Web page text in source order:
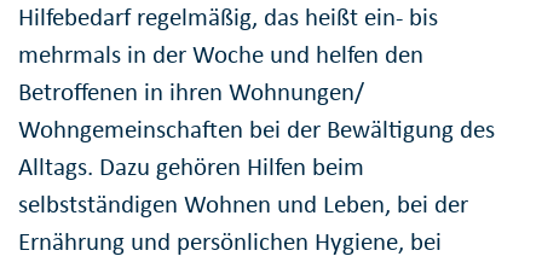
Hilfebedarf regelmäßig, das heißt ein- bis
mehrmals in der Woche und helfen den
Betroffenen in ihren Wohnungen/
Wohngemeinschaften bei der Bewältigung des
Alltags. Dazu gehören Hilfen beim
selbstständigen Wohnen und Leben, bei der
Ernährung und persönlichen Hygiene, bei